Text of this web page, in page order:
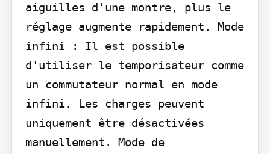
aiguilles d'une montre, plus le
réglage augmente rapidement. Mode
infini : Il est possible
d'utiliser le temporisateur comme
un commutateur normal en mode
infini. Les charges peuvent
uniquement être désactivées
manuellement. Mode de